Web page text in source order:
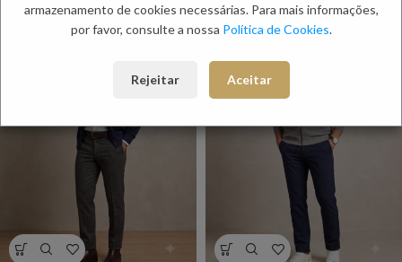
NOVO
armazenamento de cookies necessárias. Para mais informações,
por favor, consulte a nossa Política de Cookies.
Rejeitar Aceitar